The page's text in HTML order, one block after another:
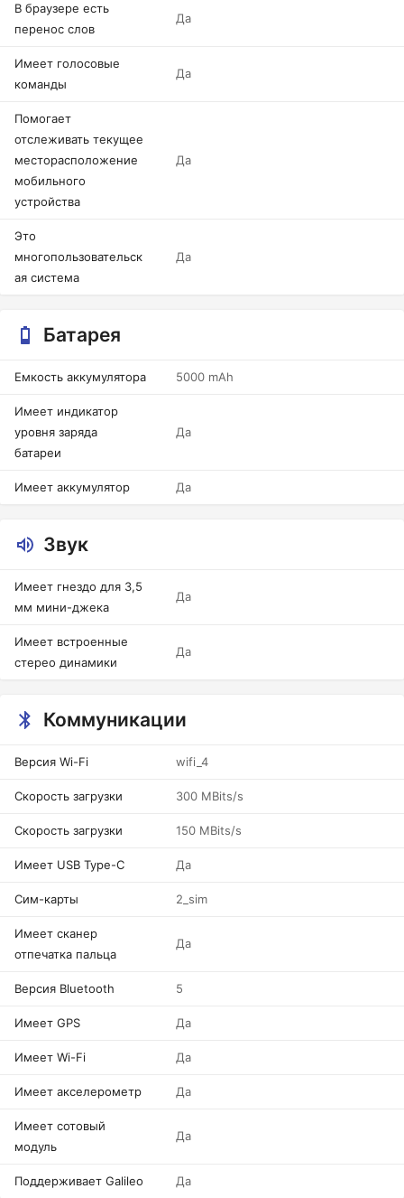
В браузере есть
перенос слов
Да
Имеет голосовые
команды
Да
Помогает
отслеживать текущее
месторасположение
мобильного
устройства
Да
Это
многопользовательск
ая система
Да
Батарея
Емкость аккумулятора 5000 mAh
Имеет индикатор
уровня заряда
батареи
Да
Имеет аккумулятор Да
Звук
Имеет гнездо для 3,5
мм мини-джека
Да
Имеет встроенные
стерео динамики
Да
Коммуникации
Версия Wi-Fi wifi_4
Скорость загрузки 300 MBits/s
Скорость загрузки 150 MBits/s
Имеет USB Type-C Да
Сим-карты 2_sim
Имеет сканер
отпечатка пальца
Да
Версия Bluetooth 5
Имеет GPS Да
Имеет Wi-Fi Да
Имеет акселерометр Да
Имеет сотовый
модуль
Да
Поддерживает Galileo Да